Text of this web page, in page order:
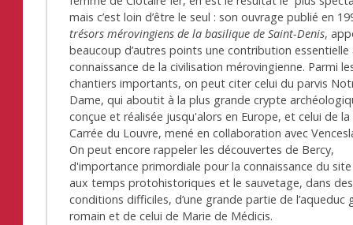
mais c’est loin d’être le seul : son ouvrage publié en
trésors mérovingiens de la basilique de Saint-Denis,
beaucoup d’autres points une contribution essentielle
connaissance de la civilisation mérovingienne. Parmi
chantiers importants, on peut citer celui du parvis
Dame, qui aboutit à la plus grande crypte
conçue et réalisée jusqu'alors en Europe, et celui de la
Carrée du Louvre, mené en collaboration avec
On peut encore rappeler les découvertes de Bercy,
d'importance primordiale pour la connaissance du
aux temps protohistoriques et le sauvetage, dans des
conditions difficiles, d’une grande partie de l’aqueduc
romain et de celui de Marie de Médicis.